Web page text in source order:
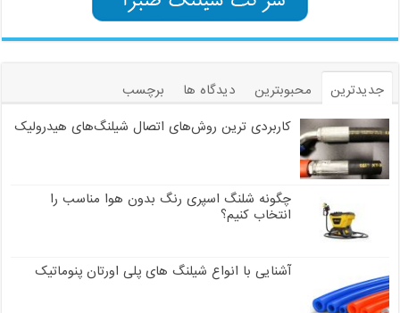
جدیدترین محبوبترین دیدگاه ها
برچسب
کاربردی ترین روش‌های اتصال شیلنگ‌های هیدرولیک
چگونه شلنگ اسپری رنگ بدون هوا مناسب را
انتخاب کنیم؟
آشنایی با انواع شیلنگ های پلی اورتان پنوماتیک